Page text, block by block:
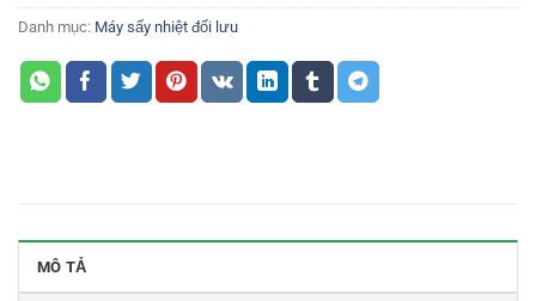
Danh mục: Máy sấy nhiệt đối lưu
MÔ TẢ